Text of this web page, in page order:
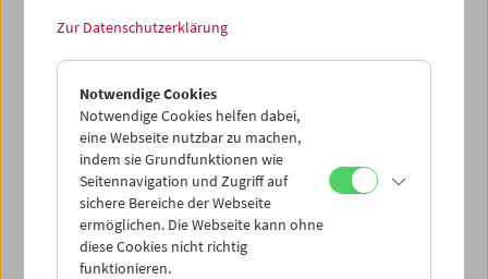
< Vorherige Woche
Mo 29.3.
Di 30.3.
Mi 31.3.
Do 1.4.
Zur Datenschutzerklärung
Notwendige Cookies
Notwendige Cookies helfen dabei,
eine Webseite nutzbar zu machen,
indem sie Grundfunktionen wie
Seitennavigation und Zugriff auf
sichere Bereiche der Webseite
ermöglichen. Die Webseite kann ohne
diese Cookies nicht richtig
funktionieren.